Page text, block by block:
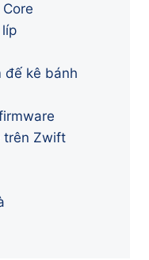
đế kê bánh
trên Zwift